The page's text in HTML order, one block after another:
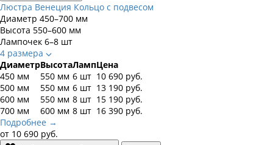
Люстра Венеция Кольцо с подвесом
Диаметр 450–700 мм
Высота 550–600 мм
Лампочек 6–8 шт
4 размера
ДиаметрВысотаЛампЦена
450 мм
550 мм 6 шт 10 690 руб.
500 мм
550 мм 6 шт 13 190 руб.
600 мм
550 мм 8 шт 15 190 руб.
700 мм
600 мм 8 шт 16 390 руб.
Подробнее →
от 10 690 руб.